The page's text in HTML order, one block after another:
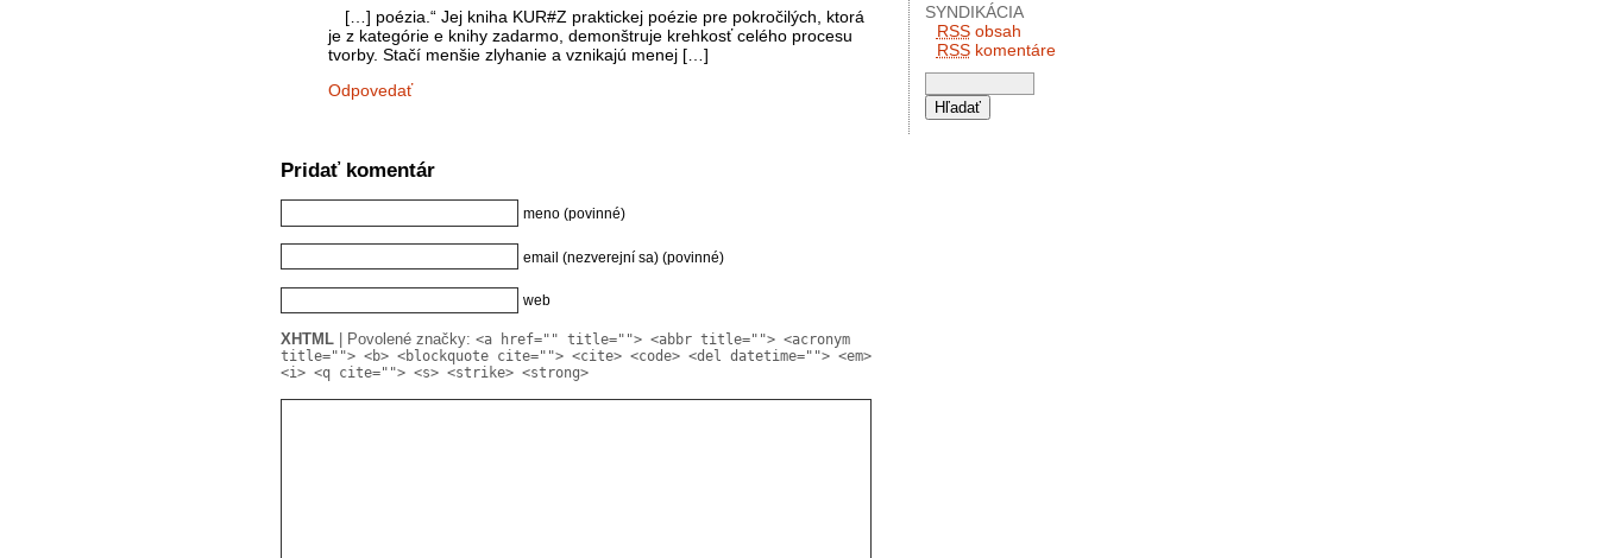
[…] poézia.“ Jej kniha KUR#Z praktickej poézie pre pokročilých, ktorá
je z kategórie e knihy zadarmo, demonštruje krehkosť celého procesu
tvorby. Stačí menšie zlyhanie a vznikajú menej […]
Odpovedať
Pridať komentár
meno (povinné)
email (nezverejní sa) (povinné)
web
XHTML | Povolené značky: <a href="" title=""> <abbr title=""> <acronym
title=""> <b> <blockquote cite=""> <cite> <code> <del datetime=""> <em>
<i> <q cite=""> <s> <strike> <strong>
SYNDIKÁCIA
RSSobsah
RSSkomentáre